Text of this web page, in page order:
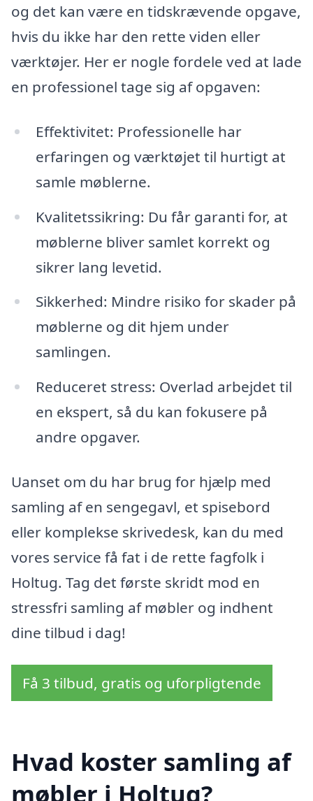
og det kan være en tidskrævende opgave,
hvis du ikke har den rette viden eller
værktøjer. Her er nogle fordele ved at lade
en professionel tage sig af opgaven:
Effektivitet: Professionelle har
erfaringen og værktøjet til hurtigt at
samle møblerne.
Kvalitetssikring: Du får garanti for, at
møblerne bliver samlet korrekt og
sikrer lang levetid.
Sikkerhed: Mindre risiko for skader på
møblerne og dit hjem under
samlingen.
Reduceret stress: Overlad arbejdet til
en ekspert, så du kan fokusere på
andre opgaver.
Uanset om du har brug for hjælp med
samling af en sengegavl, et spisebord
eller komplekse skrivedesk, kan du med
vores service få fat i de rette fagfolk i
Holtug. Tag det første skridt mod en
stressfri samling af møbler og indhent
dine tilbud i dag!
Få 3 tilbud, gratis og uforpligtende
Hvad koster samling af
møbler i Holtug?